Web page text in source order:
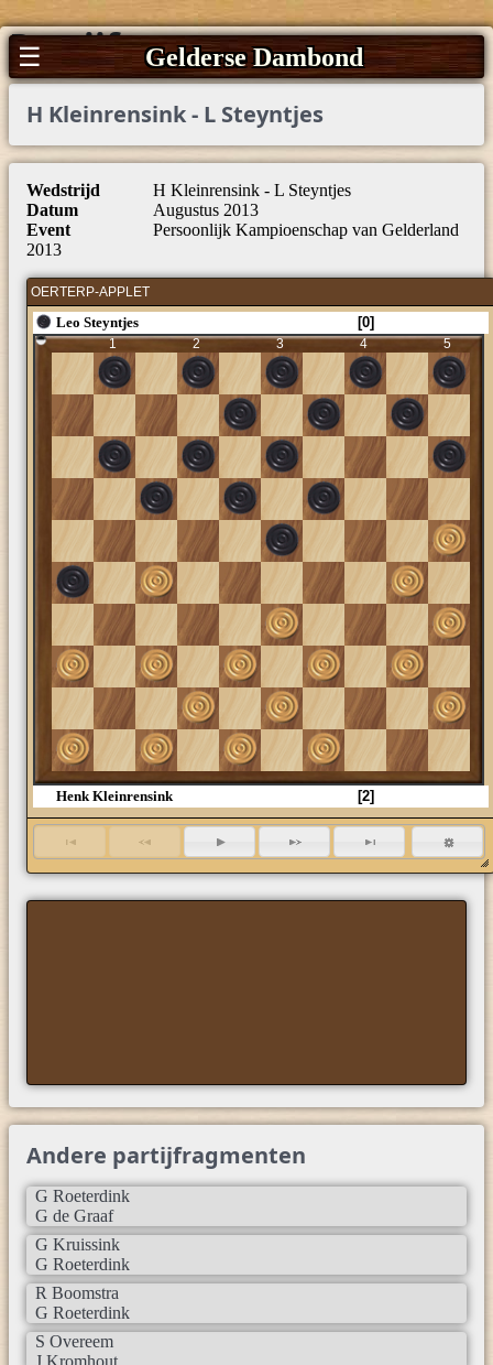
☰ Gelderse Dambond
Partijfragmenten
H Kleinrensink - L Steyntjes
Wedstrijd
H Kleinrensink - L Steyntjes
Datum
Augustus 2013
Event
Persoonlijk Kampioenschap van Gelderland
2013
OERTERP-APPLET
Leo Steyntjes [0]
1 2 3 4 5
6
16
26
36
46
Henk Kleinrensink [2]
Andere partijfragmenten
G Roeterdink
G de Graaf
G Kruissink
G Roeterdink
R Boomstra
G Roeterdink
S Overeem
J Kromhout